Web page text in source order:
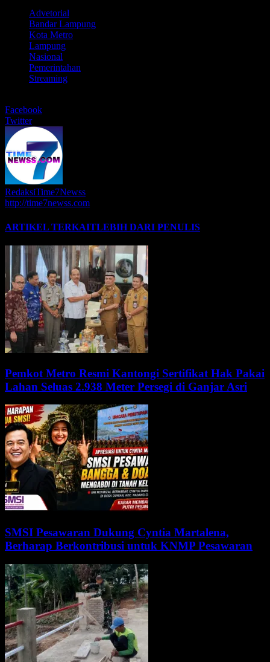
Advetorial
Bandar Lampung
Kota Metro
Lampung
Nasional
Pemerintahan
Streaming
Facebook
Twitter
RedaksiTime7Newss
http://time7newss.com
ARTIKEL TERKAITLEBIH DARI PENULIS
Pemkot Metro Resmi Kantongi Sertifikat Hak Pakai
Lahan Seluas 2.938 Meter Persegi di Ganjar Asri
SMSI Pesawaran Dukung Cyntia Martalena,
Berharap Berkontribusi untuk KNMP Pesawaran